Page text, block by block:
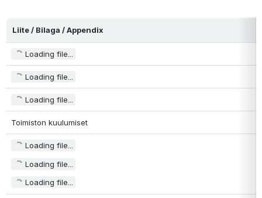
Liite / Bilaga / Appendix
Loading file...
Loading file...
Loading file...
Toimiston kuulumiset
Loading file...
Loading file...
Loading file...